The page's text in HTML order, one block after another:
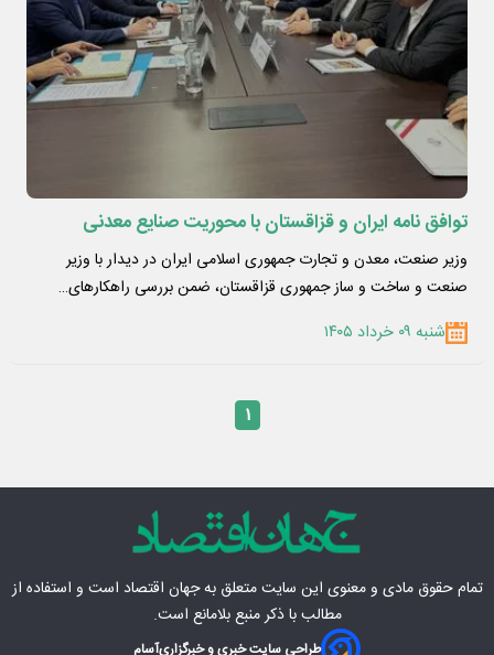
توافق نامه ایران و قزاقستان با محوریت صنایع معدنی
وزیر صنعت، معدن و تجارت جمهوری اسلامی ایران در دیدار با وزیر
صنعت و ساخت و ساز جمهوری قزاقستان، ضمن بررسی راهکارهای…
شنبه ۰۹ خرداد ۱۴۰۵
۱
تمام حقوق مادی‌ و معنوی این سایت متعلق بهجهان اقتصاد است و استفاده از
مطالب با ذکر منبع بلامانع است.
طراحی سایت خبری و خبرگزاریآسام